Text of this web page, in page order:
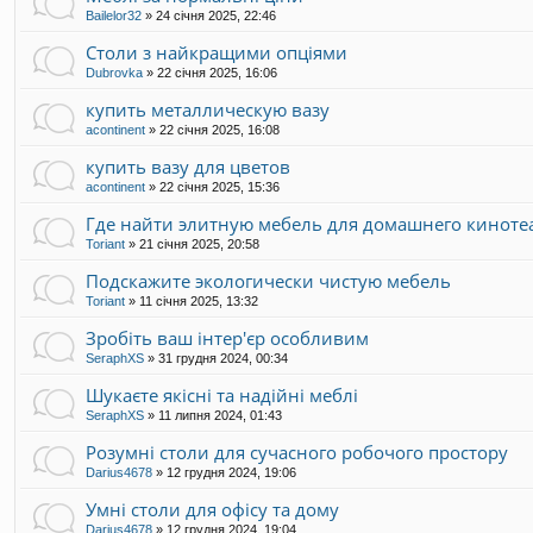
Bailelor32 » 24 січня 2025, 22:46
Столи з найкращими опціями
Dubrovka » 22 січня 2025, 16:06
купить металлическую вазу
acontinent » 22 січня 2025, 16:08
купить вазу для цветов
acontinent » 22 січня 2025, 15:36
Где найти элитную мебель для домашнего
Toriant » 21 січня 2025, 20:58
Подскажите экологически чистую мебель
Toriant » 11 січня 2025, 13:32
Зробіть ваш інтер'єр особливим
SeraphXS » 31 грудня 2024, 00:34
Шукаєте якісні та надійні меблі
SeraphXS » 11 липня 2024, 01:43
Розумні столи для сучасного робочого простору
Darius4678 » 12 грудня 2024, 19:06
Умні столи для офісу та дому
Darius4678 » 12 грудня 2024, 19:04